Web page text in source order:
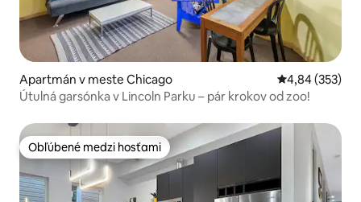
Apartmán v meste Chicago Priemerné
4,84 (353)
Útulná garsónka v Lincoln Parku – pár krokov od zoo!
Obľúbené medzi hosťami
Obľúbené medzi hosťami